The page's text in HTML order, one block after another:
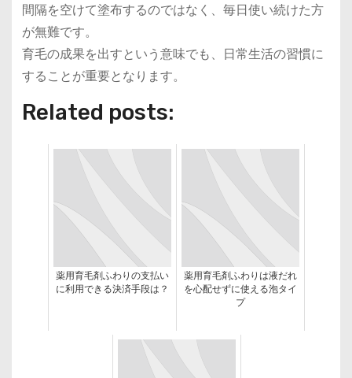
間隔を空けて塗布するのではなく、毎日使い続けた方
が無難です。
育毛の成果を出すという意味でも、日常生活の習慣に
することが重要となります。
Related posts:
薬用育毛剤ふわりの支払い
に利用できる決済手段は？
薬用育毛剤ふわりは液だれ
を心配せずに使える泡タイ
プ